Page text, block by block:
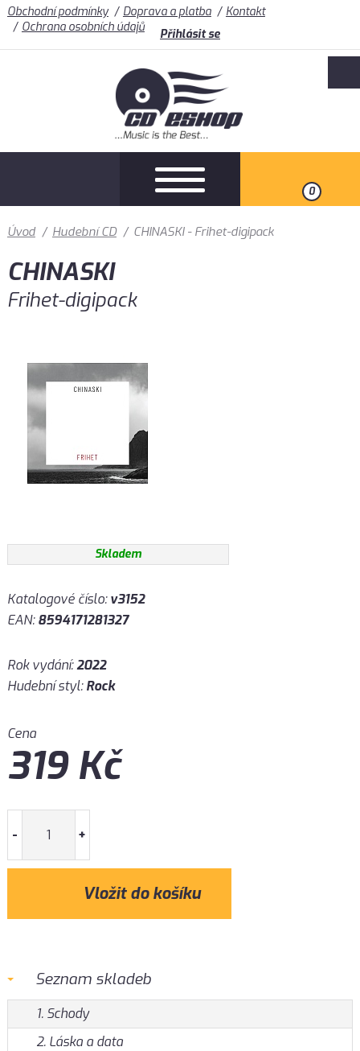
Obchodní podmínky Doprava a platba
Kontakt
Ochrana osobních údajů
Přihlásit se
0
Úvod / Hudební CD / CHINASKI - Frihet-digipack
CHINASKI
Frihet-digipack
Skladem
Katalogové číslo:v3152
EAN:8594171281327
Rok vydání:2022
Hudební styl:Rock
Cena
319Kč
- +
Seznam skladeb
1. Schody
2. Láska a data